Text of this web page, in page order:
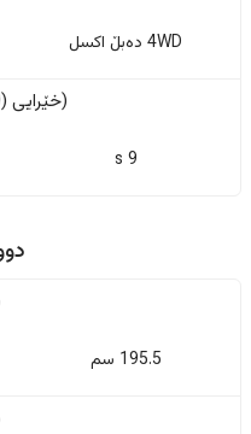
4WD دەبڵ اکسل
(خێرایی (0-100کم/کاژێر
9 s
195.5 سم